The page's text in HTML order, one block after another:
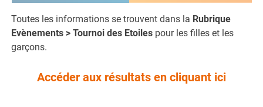
Toutes les informations se trouvent dans la Rubrique
Evènements > Tournoi des Etoiles pour les filles et les
garçons.
Accéder aux résultats en cliquant ici